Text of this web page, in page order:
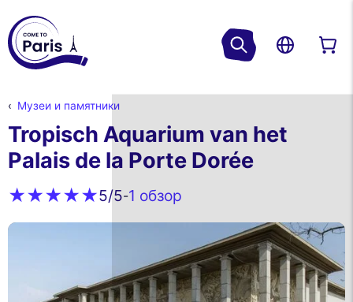
Музеи и памятники
Tropisch Aquarium van het
Palais de la Porte Dorée
5/5-1 обзор